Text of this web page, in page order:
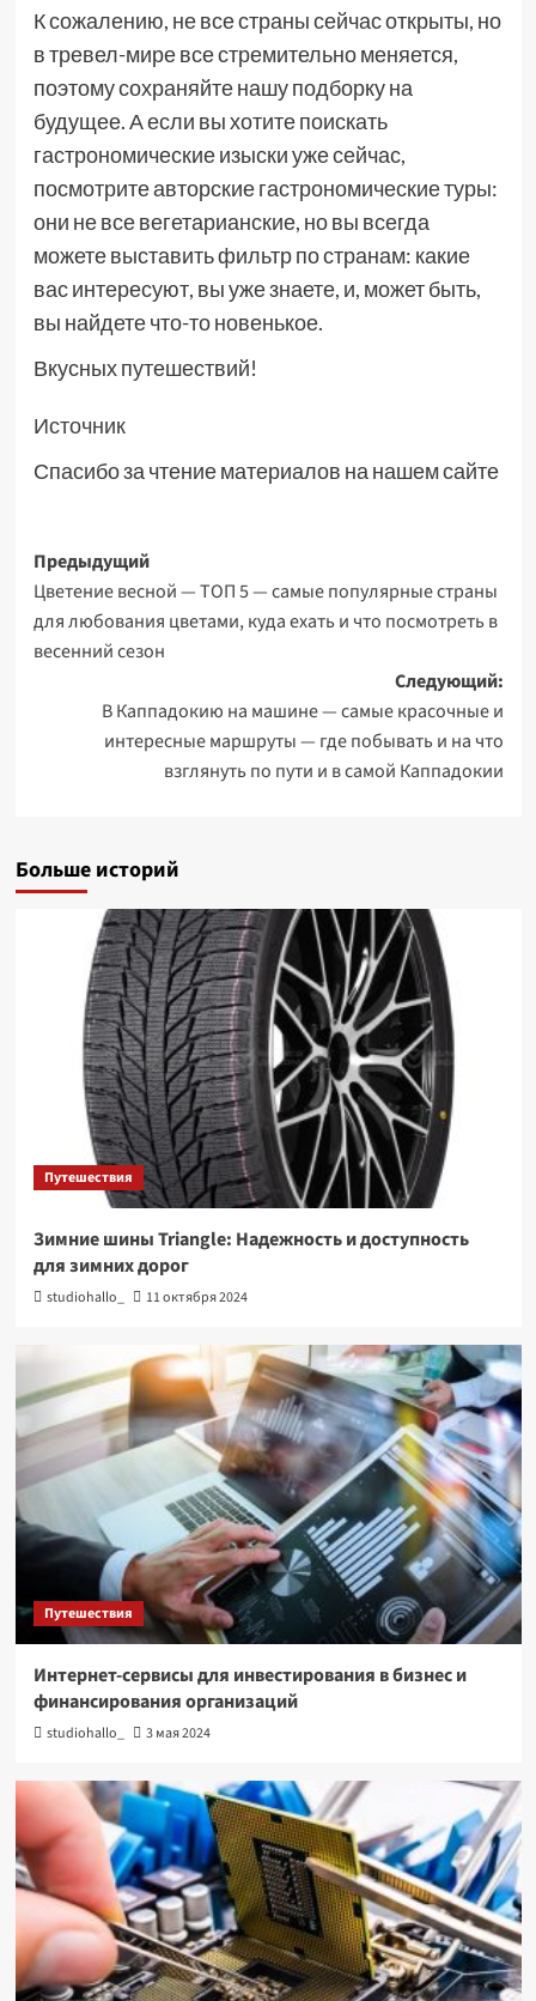
К сожалению, не все страны сейчас открыты, но
в тревел-мире все стремительно меняется,
поэтому сохраняйте нашу подборку на
будущее. А если вы хотите поискать
гастрономические изыски уже сейчас,
посмотрите авторские гастрономические туры:
они не все вегетарианские, но вы всегда
можете выставить фильтр по странам: какие
вас интересуют, вы уже знаете, и, может быть,
вы найдете что-то новенькое.
Вкусных путешествий!
Источник
Спасибо за чтение материалов на нашем сайте
Навигация
записи
Предыдущий
Цветение весной — ТОП 5 — самые популярные страны
для любования цветами, куда ехать и что посмотреть в
весенний сезон
Следующий:
В Каппадокию на машине — самые красочные и
интересные маршруты — где побывать и на что
взглянуть по пути и в самой Каппадокии
Больше историй
Путешествия
Зимние шины Triangle: Надежность и доступность
для зимних дорог
studiohallo_ 11 октября 2024
Путешествия
Интернет-сервисы для инвестирования в бизнес и
финансирования организаций
studiohallo_ 3 мая 2024